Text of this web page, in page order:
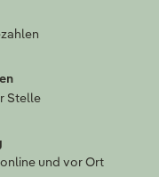
Stelle
und vor Ort